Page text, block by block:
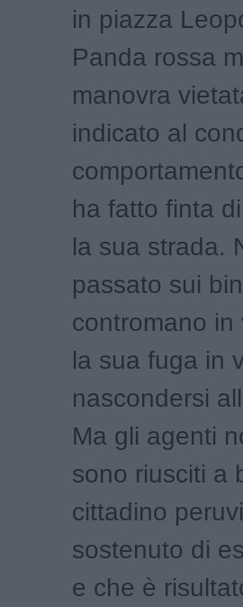
in piazza
Panda rossa
manovra
indicato al
ha fatto finta
la sua strada.
passato sui
contromano
la sua fuga in
nascondersi
Ma gli agenti
sono riusciti a
cittadino
sostenuto di
e che è